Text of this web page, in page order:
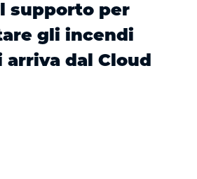
supporto per
gli incendi
arriva dal Cloud